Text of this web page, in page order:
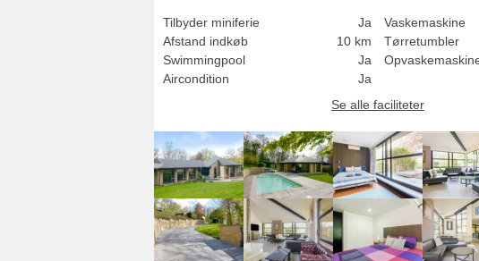
Tilbyder miniferie
Ja
Afstand indkøb
10 km
Swimmingpool
Ja
Aircondition
Ja
Vaskemaskine
Tørretumbler
Se alle faciliteter